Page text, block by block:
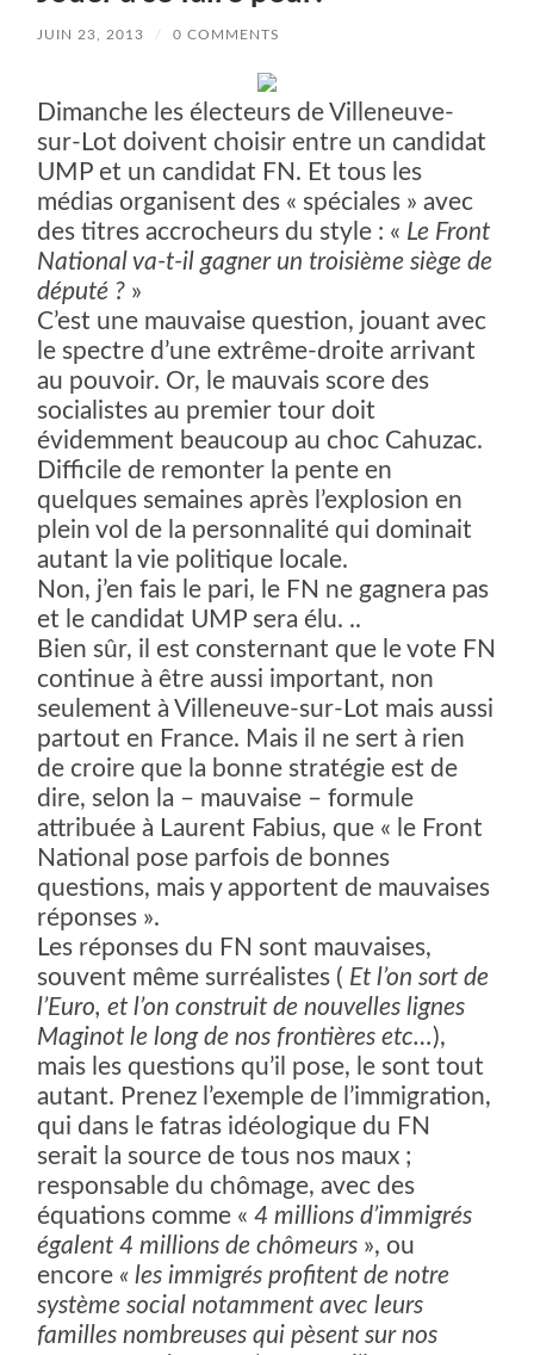
JUIN 23, 2013 / 0 COMMENTS
Dimanche les électeurs de Villeneuve-
sur-Lot doivent choisir entre un candidat
UMP et un candidat FN. Et tous les
médias organisent des « spéciales » avec
des titres accrocheurs du style : « Le Front
National va-t-il gagner un troisième siège de
député ? »
C’est une mauvaise question, jouant avec
le spectre d’une extrême-droite arrivant
au pouvoir. Or, le mauvais score des
socialistes au premier tour doit
évidemment beaucoup au choc Cahuzac.
Difficile de remonter la pente en
quelques semaines après l’explosion en
plein vol de la personnalité qui dominait
autant la vie politique locale.
Non, j’en fais le pari, le FN ne gagnera pas
et le candidat UMP sera élu. ..
Bien sûr, il est consternant que le vote FN
continue à être aussi important, non
seulement à Villeneuve-sur-Lot mais aussi
partout en France. Mais il ne sert à rien
de croire que la bonne stratégie est de
dire, selon la – mauvaise – formule
attribuée à Laurent Fabius, que « le Front
National pose parfois de bonnes
questions, mais y apportent de mauvaises
réponses ».
Les réponses du FN sont mauvaises,
souvent même surréalistes ( Et l’on sort de
l’Euro, et l’on construit de nouvelles lignes
Maginot le long de nos frontières etc…),
mais les questions qu’il pose, le sont tout
autant. Prenez l’exemple de l’immigration,
qui dans le fatras idéologique du FN
serait la source de tous nos maux ;
responsable du chômage, avec des
équations comme «4 millions d’immigrés
égalent 4 millions de chômeurs », ou
encore « les immigrés profitent de notre
système social notamment avec leurs
familles nombreuses qui pèsent sur nos